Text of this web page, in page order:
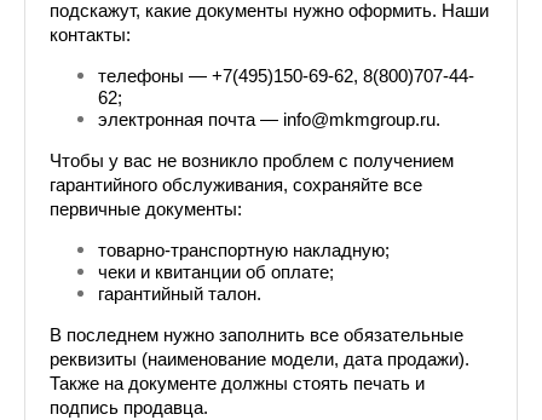
подскажут, какие документы нужно оформить. Наши
контакты:
телефоны — +7(495)150-69-62, 8(800)707-44-
62;
электронная почта — info@mkmgroup.ru.
Чтобы у вас не возникло проблем с получением
гарантийного обслуживания, сохраняйте все
первичные документы:
товарно-транспортную накладную;
чеки и квитанции об оплате;
гарантийный талон.
В последнем нужно заполнить все обязательные
реквизиты (наименование модели, дата продажи).
Также на документе должны стоять печать и
подпись продавца.